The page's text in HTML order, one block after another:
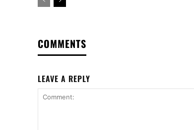
COMMENTS
LEAVE A REPLY